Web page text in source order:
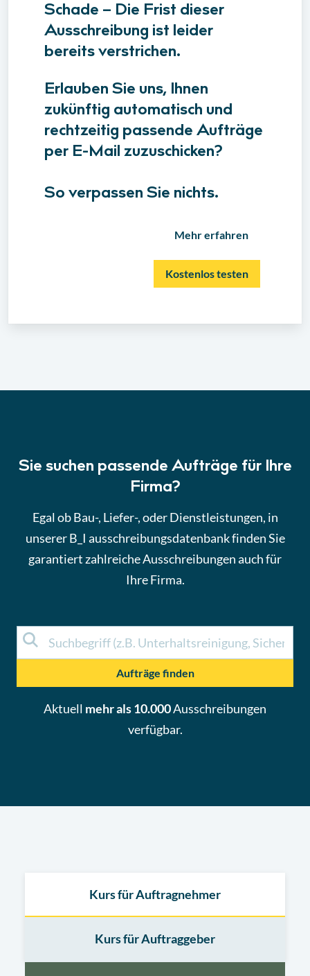
Schade – Die Frist dieser
Ausschreibung ist leider
bereits verstrichen.
Erlauben Sie uns, Ihnen
zukünftig automatisch und
rechtzeitig passende Aufträge
per E-Mail zuzuschicken?
So verpassen Sie nichts.
Mehr erfahren
Kostenlos testen
Sie suchen passende Aufträge für Ihre
Firma?
Egal ob Bau-, Liefer-, oder Dienstleistungen, in
unserer B_I ausschreibungsdatenbank finden Sie
garantiert zahlreiche Ausschreibungen auch für
Ihre Firma.
Aufträge finden
Aktuell mehr als 10.000Ausschreibungen
verfügbar.
Kurs für Auftragnehmer
Kurs für Auftraggeber